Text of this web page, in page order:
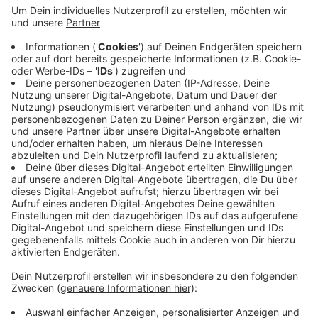
Der Leverkusener Inzidenzwert ist erstmals über 200
gestiegen. In Rücksprache mit dem Land soll es
deshalb weiter Distanzunterricht geben. Eine
Ausnahme gilt nur für Abschlussklassen. Sie dürfen
weiterhin Unterricht in den Schulen haben. Auch die
Notbetreuung soll weiterhin stattfinden.
Anzeige
Anzeige